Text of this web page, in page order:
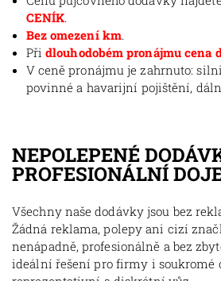
CENÍK.
Bez omezení km.
Při dlouhodobém pronájmu cena
V ceně pronájmu je zahrnuto:
povinné a havarijní pojištění,
NEPOLEPENÉ
PROFESIONÁLNÍ
Všechny naše dodávky jsou bez
Žádná reklama, polepy ani cizí
nenápadně, profesionálně a bez
ideální řešení pro firmy i soukromé